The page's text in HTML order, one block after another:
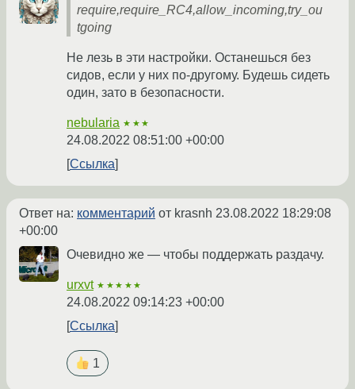
require,require_RC4,allow_incoming,try_ou
tgoing
Не лезь в эти настройки. Останешься без
сидов, если у них по-другому. Будешь сидеть
один, зато в безопасности.
nebularia ★★★
24.08.2022 08:51:00 +00:00
Ссылка
Ответ на: комментарий от krasnh 23.08.2022 18:29:08
+00:00
Очевидно же — чтобы поддержать раздачу.
urxvt ★★★★★
24.08.2022 09:14:23 +00:00
Ссылка
1